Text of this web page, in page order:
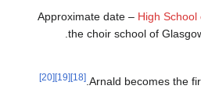
Approximate date – High School
the choir school of
Arnald becomes the
.
[18]
[19]
[20]